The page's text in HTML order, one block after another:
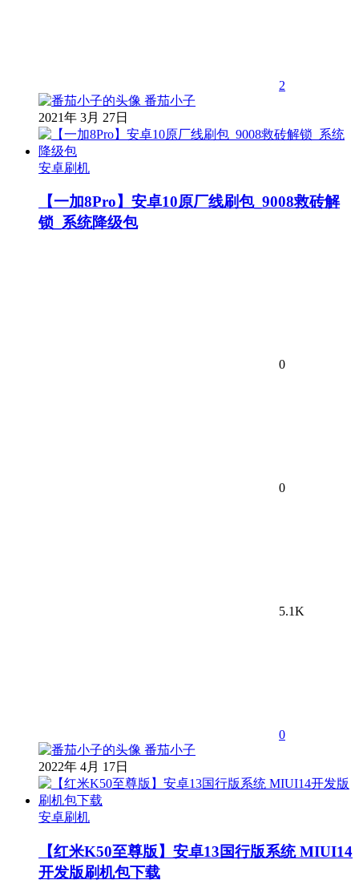
2
番茄小子
2021年 3月 27日
安卓刷机
【一加8Pro】安卓10原厂线刷包_9008救砖解
锁_系统降级包
0
0
5.1K
0
番茄小子
2022年 4月 17日
安卓刷机
【红米K50至尊版】安卓13国行版系统 MIUI14
开发版刷机包下载